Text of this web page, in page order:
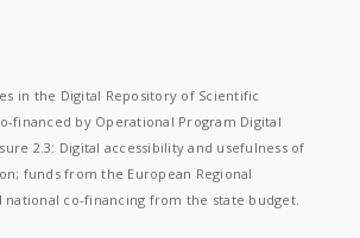
in the Digital Repository of Scientific
financed by Operational Program Digital
2.3: Digital accessibility and usefulness of
funds from the European Regional
national co-financing from the state budget.